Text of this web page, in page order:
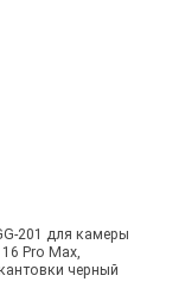
201 для камеры
Pro Max,
черный